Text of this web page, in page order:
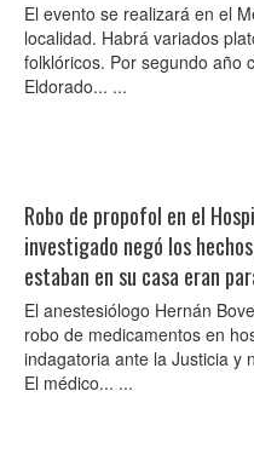
El evento se realizará en el
localidad. Habrá variados
folklóricos. Por segundo año
Eldorado... ...
Robo de propofol en el
investigado negó los
estaban en su casa eran
El anestesiólogo Hernán
robo de medicamentos en
indagatoria ante la Justicia y
El médico... ...